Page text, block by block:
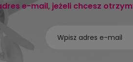
e-mail, jeżeli chcesz